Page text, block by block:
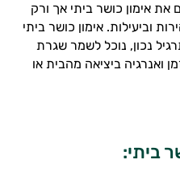
את אימון כושר ביתי אך ורק
וביעילות. אימון כושר ביתי
נכון, נוכל לשמר שגרת
ואנרגיה ביציאה מהבית או
ביתי: